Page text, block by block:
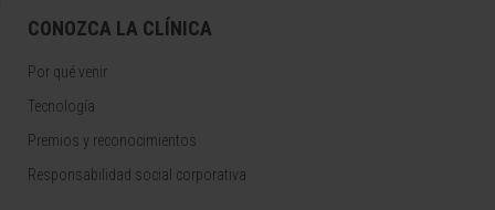
CONOZCA LA CLÍNICA
Por qué venir
Tecnología
Premios y reconocimientos
Responsabilidad social corporativa